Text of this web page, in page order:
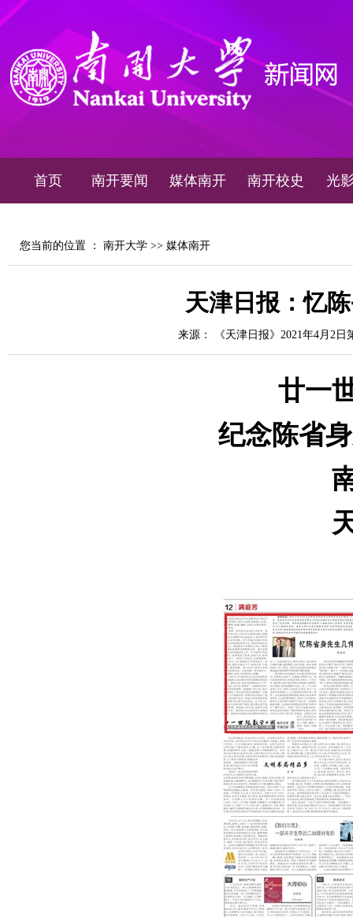
首页 南开要闻 媒体南开 南开校史 光
您当前的位置 ： 南开大学 >> 媒体南开
天津日报：忆
来源： 《天津日报》2021年4月2日
廿一
纪念陈省身
南
天